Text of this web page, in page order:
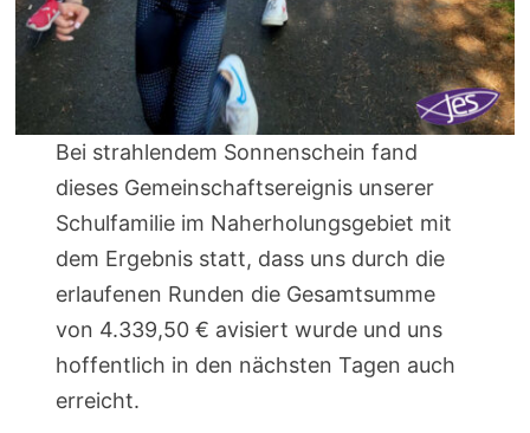
Bei strahlendem Sonnenschein fand
dieses Gemeinschaftsereignis unserer
Schulfamilie im Naherholungsgebiet mit
dem Ergebnis statt, dass uns durch die
erlaufenen Runden die Gesamtsumme
von 4.339,50 € avisiert wurde und uns
hoffentlich in den nächsten Tagen auch
erreicht.